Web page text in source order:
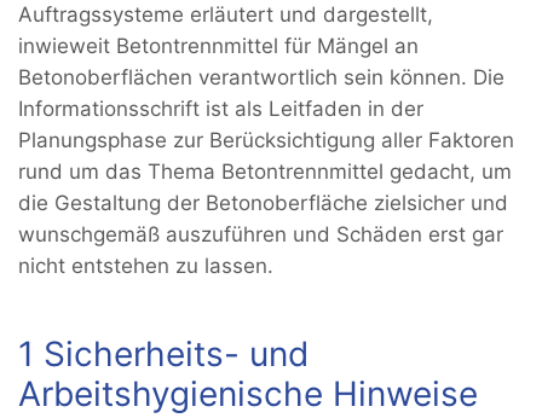
Auftragssysteme erläutert und dargestellt,
inwieweit Betontrennmittel für Mängel an
Betonoberflächen verantwortlich sein können. Die
Informationsschrift ist als Leitfaden in der
Planungsphase zur Berücksichtigung aller Faktoren
rund um das Thema Betontrennmittel gedacht, um
die Gestaltung der Betonoberfläche zielsicher und
wunschgemäß auszuführen und Schäden erst gar
nicht entstehen zu lassen.
1 Sicherheits- und
Arbeitshygienische Hinweise